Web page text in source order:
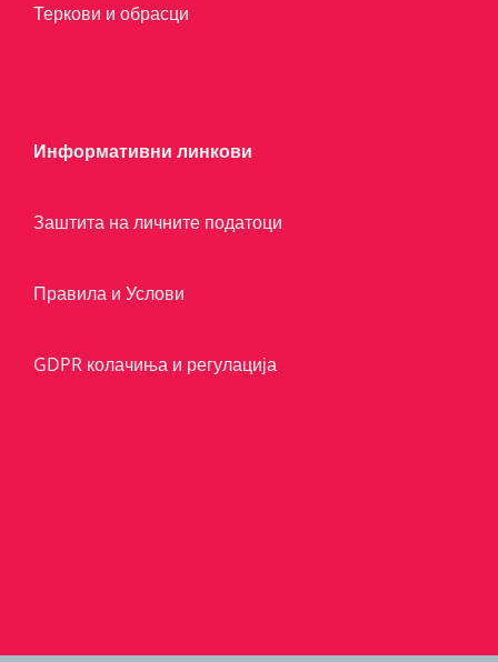
Теркови и обрасци
Информативни линкови
Заштита на личните податоци
Правила и Услови
GDPR колачиња и регулација